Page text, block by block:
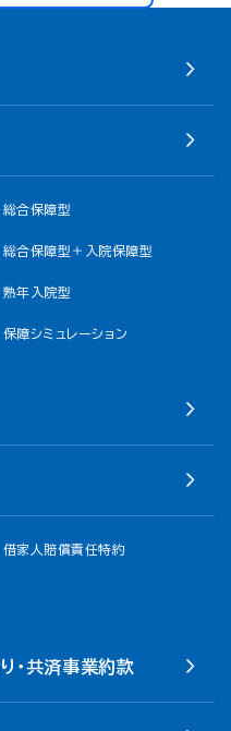
総合保障型
総合保障型＋入院保障型
熟年入院型
保障シミュレーション
借家人賠償責任特約
・共済事業約款